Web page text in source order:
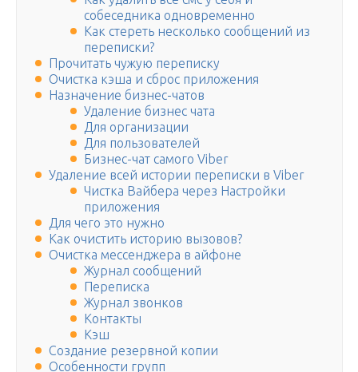
собеседника одновременно
Как стереть несколько сообщений из
переписки?
Прочитать чужую переписку
Очистка кэша и сброс приложения
Назначение бизнес-чатов
Удаление бизнес чата
Для организации
Для пользователей
Бизнес-чат самого Viber
Удаление всей истории переписки в Viber
Чистка Вайбера через Настройки
приложения
Для чего это нужно
Как очистить историю вызовов?
Очистка мессенджера в айфоне
Журнал сообщений
Переписка
Журнал звонков
Контакты
Кэш
Создание резервной копии
Особенности групп